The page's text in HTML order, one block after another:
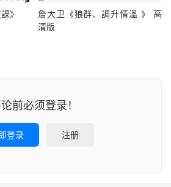
》
詹大卫《狼群、調升情‬溫 》 高
清版
前必须登录！
登录 注册